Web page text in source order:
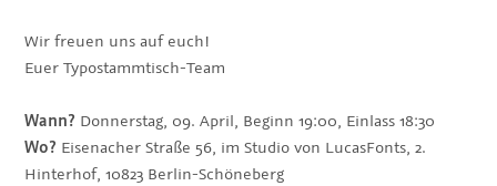
Wir freuen uns auf euch!
Euer Typostammtisch-Team
Wann? Donnerstag, 09. April, Beginn 19:00, Einlass 18:30
Wo? Eisenacher Straße 56, im Studio von LucasFonts, 2.
Hinterhof, 10823 Berlin-Schöneberg